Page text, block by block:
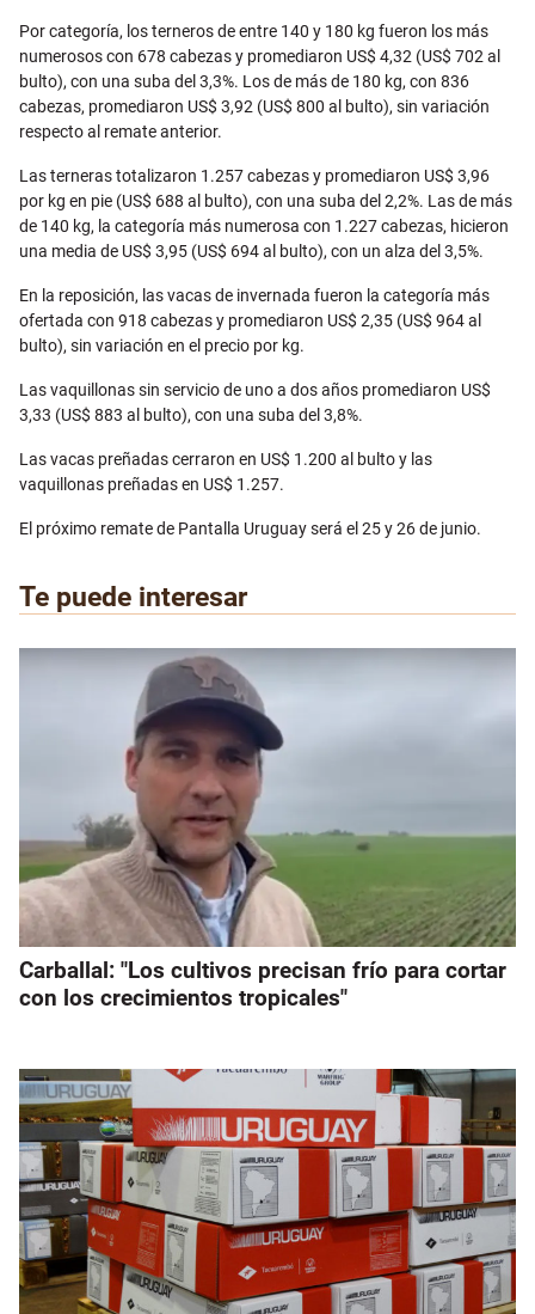
Por categoría, los terneros de entre 140 y 180 kg fueron los más
numerosos con 678 cabezas y promediaron US$ 4,32 (US$ 702 al
bulto), con una suba del 3,3%. Los de más de 180 kg, con 836
cabezas, promediaron US$ 3,92 (US$ 800 al bulto), sin variación
respecto al remate anterior.
Las terneras totalizaron 1.257 cabezas y promediaron US$ 3,96
por kg en pie (US$ 688 al bulto), con una suba del 2,2%. Las de más
de 140 kg, la categoría más numerosa con 1.227 cabezas, hicieron
una media de US$ 3,95 (US$ 694 al bulto), con un alza del 3,5%.
En la reposición, las vacas de invernada fueron la categoría más
ofertada con 918 cabezas y promediaron US$ 2,35 (US$ 964 al
bulto), sin variación en el precio por kg.
Las vaquillonas sin servicio de uno a dos años promediaron US$
3,33 (US$ 883 al bulto), con una suba del 3,8%.
Las vacas preñadas cerraron en US$ 1.200 al bulto y las
vaquillonas preñadas en US$ 1.257.
El próximo remate de Pantalla Uruguay será el 25 y 26 de junio.
Te puede interesar
Carballal: "Los cultivos precisan frío para cortar
con los crecimientos tropicales"